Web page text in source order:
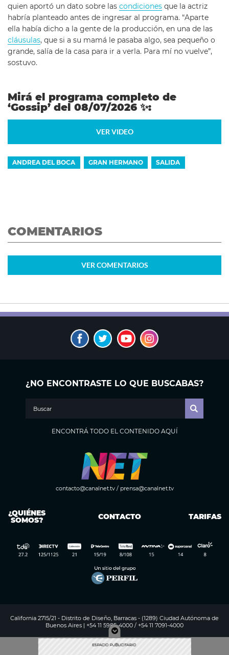
quien aportó un dato sobre las condiciones que la actriz
habría planteado antes de ingresar al programa. “Aparte
ella había dicho a la gente de la producción, en una de las
cláusulas, que si a su mamá le pasaba algo, sea pequeño o
grande, salía de la casa para ir a verla. Para mí no vuelve”,
sostuvo.
Mirá el programa completo de
‘Gossip’ del 08/07/2026 ✨:
VER VIDEO
ANDREA DEL BOCA GRAN HERMANO SALIDA
COMENTARIOS
VER COMENTARIOS
¿NO ENCONTRASTE LO QUE BUSCABAS?
ENCONTRÁ TODO EL CONTENIDO AQUÍ
contacto@canalnet.tv/ prensa@canalnet.tv
¿QUIÉNES
SOMOS? CONTACTO TARIFAS
California 2715/21 - Distrito de Diseño, Barracas - (1289) Ciudad Autónoma de
Buenos Aires | +54 11 5985-4000 / +54 11 7091-4000
Digitalproserver